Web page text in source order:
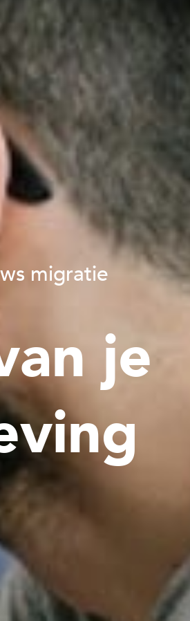
migratie
je